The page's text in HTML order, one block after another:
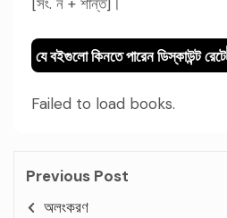
[সং. ন + শান্ত]।
যে বইগুলো কিনতে পারেন ডিস্কাউন্ট রেটে
Failed to load books.
Previous Post
অলংকরণ